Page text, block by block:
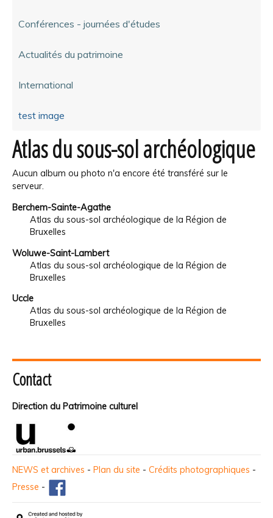
Conférences - journées d'études
Actualités du patrimoine
International
test image
Atlas du sous-sol archéologique
Aucun album ou photo n'a encore été transféré sur le
serveur.
Berchem-Sainte-Agathe
Atlas du sous-sol archéologique de la Région de
Bruxelles
Woluwe-Saint-Lambert
Atlas du sous-sol archéologique de la Région de
Bruxelles
Uccle
Atlas du sous-sol archéologique de la Région de
Bruxelles
Contact
Direction du Patrimoine culturel
NEWS et archives - Plan du site - Crédits photographiques -
Presse -